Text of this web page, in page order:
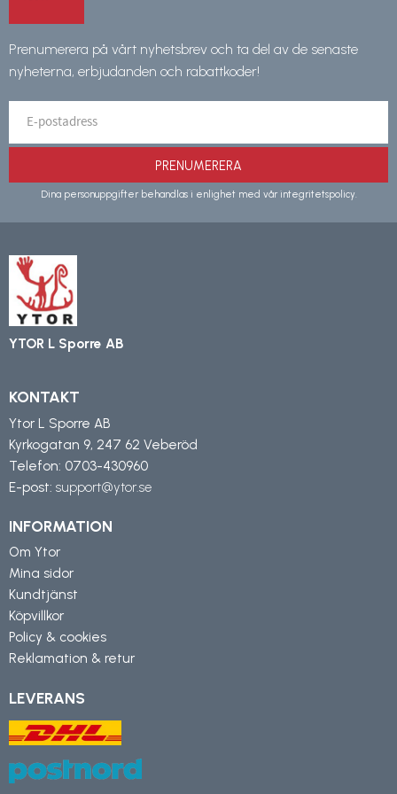
Prenumerera på vårt nyhetsbrev och ta del av de senaste
nyheterna, erbjudanden och rabattkoder!
PRENUMERERA
Dina personuppgifter behandlas i enlighet med vår integritetspolicy.
YTOR L Sporre AB
KONTAKT
Ytor L Sporre AB
Kyrkogatan 9, 247 62 Veberöd
Telefon: 0703-430960
E-post: support@ytor.se
INFORMATION
Om Ytor
Mina sidor
Kundtjänst
Köpvillkor
Policy & cookies
Reklamation & retur
LEVERANS